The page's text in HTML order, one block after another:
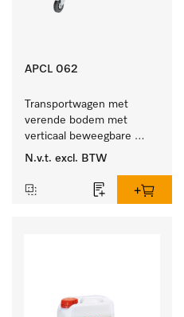
APCL 062
Transportwagen met
verende bodem met
verticaal beweegbare
bodem voor een
greephoogte.
N.v.t. excl. BTW